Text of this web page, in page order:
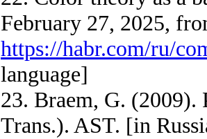
February 27, 2025,
https://habr.com/ru/
language]
23. Braem, G.
Trans.). AST. [in